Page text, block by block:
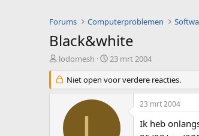
Forums Computerproblemen
Black&white
O
d
e
lodomesh
S
a
r
d
23 mrt 2004
Niet open voor verdere reacties.
L
23 mrt 2004
Ik heb